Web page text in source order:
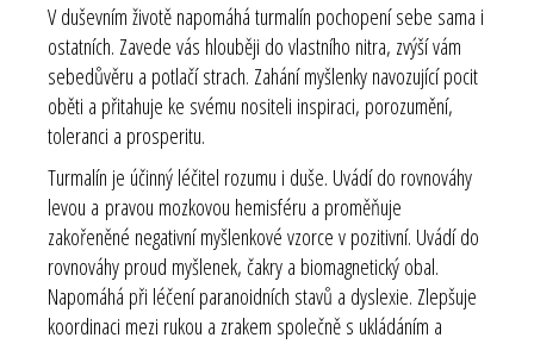
V duševním životě napomáhá turmalín pochopení sebe sama i
ostatních. Zavede vás hlouběji do vlastního nitra, zvýší vám
sebedůvěru a potlačí strach. Zahání myšlenky navozující pocit
oběti a přitahuje ke svému nositeli inspiraci, porozumění,
toleranci a prosperitu.
Turmalín je účinný léčitel rozumu i duše. Uvádí do rovnováhy
levou a pravou mozkovou hemisféru a proměňuje
zakořeněné negativní myšlenkové vzorce v pozitivní. Uvádí do
rovnováhy proud myšlenek, čakry a biomagnetický obal.
Napomáhá při léčení paranoidních stavů a dyslexie. Zlepšuje
koordinaci mezi rukou a zrakem společně s ukládáním a